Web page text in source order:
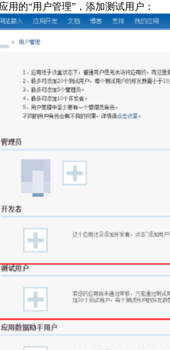
用的“用户管理”，添加测试用户：